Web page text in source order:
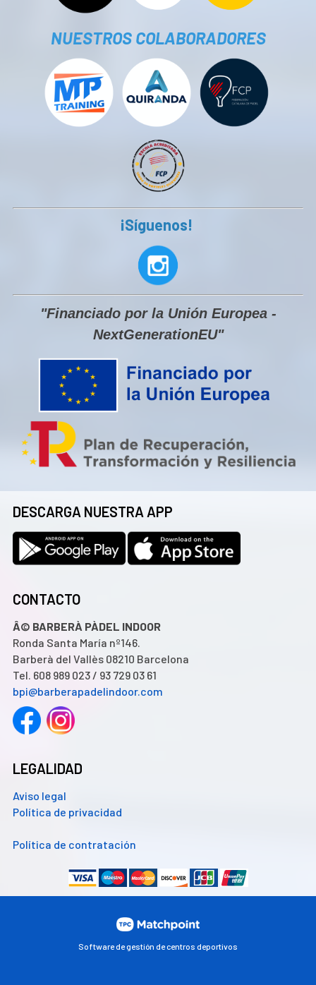
NUESTROS COLABORADORES
¡Síguenos!
"Financiado por la Unión Europea -
NextGenerationEU"
DESCARGA NUESTRA APP
CONTACTO
Â© BARBERÀ PÀDEL INDOOR
Ronda Santa María nº146.
Barberà del Vallès 08210 Barcelona
Tel. 608 989 023 / 93 729 03 61
bpi@barberapadelindoor.com
LEGALIDAD
Aviso legal
Política de privacidad
Política de contratación
Software de gestión de centros deportivos